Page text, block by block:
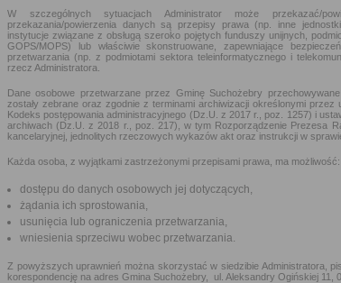
W szczególnych sytuacjach Administrator może przekazać/
przekazania/powierzenia danych są przepisy prawa (np. inne
instytucje związane z obsługą szeroko pojętych funduszy unijnych,
GOPS/MOPS) lub właściwie skonstruowane, zapewniające
przetwarzania (np. z podmiotami sektora teleinformatycznego i
rzecz Administratora.
Dane osobowe przetwarzane przez Gminę Suchożebry
zostały zebrane oraz zgodnie z terminami archiwizacji określonymi
Kodeks postępowania administracyjnego (Dz.U. z 2017 r., poz. 1257) i
archiwach (Dz.U. z 2018 r., poz. 217), w tym Rozporządzenie Prezesa
kancelaryjnej, jednolitych rzeczowych wykazów akt oraz instrukcji w
Każda osoba, z wyjątkami zastrzeżonymi przepisami prawa, ma możliwość:
dostępu do danych osobowych jej dotyczących,
żądania ich sprostowania,
usunięcia lub ograniczenia przetwarzania,
wniesienia sprzeciwu wobec przetwarzania.
Z powyższych uprawnień można skorzystać w siedzibie Administratora,
korespondencję na adres Gmina Suchożebry, ul. Aleksandry Ogińskiej 11,